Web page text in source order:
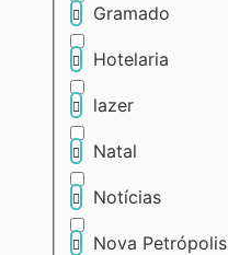
Gramado
Hotelaria
lazer
Natal
Notícias
Nova Petrópolis